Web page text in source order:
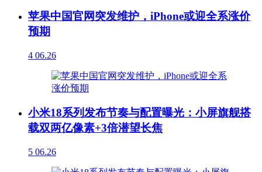
苹果中国官网突发维护，iPhone或迎全系涨价
预期
4 06.26
小米18系列发布节奏与配置曝光：小屏旗舰搭
载双两亿像素+3倍潜望长焦
5 06.26